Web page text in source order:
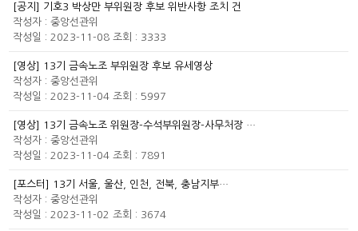
[공지] 기호3 박상만 부위원장 후보 위반사항 조치 건
작성자 :중앙선관위
작성일 : 2023-11-08 조회 : 3333
[영상] 13기 금속노조 부위원장 후보 유세영상
작성자 :중앙선관위
작성일 : 2023-11-04 조회 : 5997
[영상] 13기 금속노조 위원장-수석부위원장-사무처장 …
작성자 :중앙선관위
작성일 : 2023-11-04 조회 : 7891
[포스터] 13기 서울, 울산, 인천, 전북, 충남지부…
작성자 :중앙선관위
작성일 : 2023-11-02 조회 : 3674